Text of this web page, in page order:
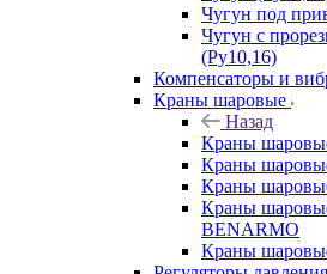
Чугун под
Чугун с
(Ру10,16)
Компенсаторы и
Краны шаровые
Назад
Краны
Краны
Краны
Краны
BENARMO
Краны